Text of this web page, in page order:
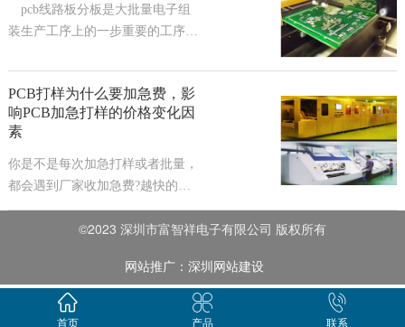
暴露在紫外线下，完全透明的部分
会被化学硬底，而下面的显影过程
pcb线路板分板是大批量电子组
装生产工序上的一步重要的工序。
产量和表面黏着技术(SMT)产线生
产速度，印刷电路板通常被设计成
一块大板，在最终产品中使用分板
机设备来分成许许多多更小的单个
pcb线路板小板。
PCB打样为什么要加急费，影
响PCB加急打样的价格变化因
素
你是不是每次加急打样或者批量，
都会遇到厂家收加急费?越快的加
急费往往越贵，一般单双面板加急
最快12个小时左右。有过PCB加急
加急打样还是批量生产都要收取一
定的费用，电路板工厂有自己的报
价范围。那么，大家知道有哪些因
©2023 深圳市富智祥电子有限公司 版权所有
网站推广：深圳网站建设
首页 产品 联系